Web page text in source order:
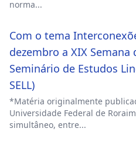
norma...
Com o tema
dezembro a XIX Semana
Seminário de Estudos
SELL)
*Matéria originalmente
Universidade Federal de
simultâneo, entre...